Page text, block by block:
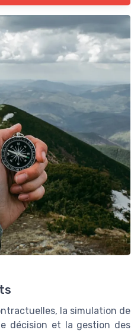
la simulation de
décision et la gestion des